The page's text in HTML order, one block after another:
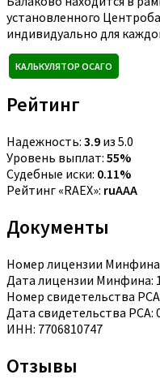
установленного
индивидуально для
КАЛЬКУЛЯТОР ОСАГО
Рейтинг
Надежность: 3.9 из 5.0
Уровень выплат: 55%
Судебные иски: 0.11%
Рейтинг «RAEX»: ruAAA
Документы
Номер лицензии
Дата лицензии Минфина:
Номер свидетельства
Дата свидетельства РСА:
ИНН: 7706810747
Отзывы